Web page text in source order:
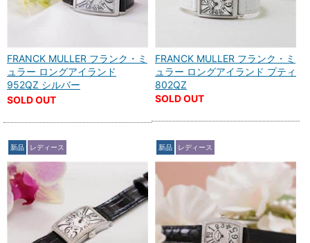
FRANCK MULLER フランク・ミ
ュラー ロングアイランド
952QZ シルバー
SOLD OUT
FRANCK MULLER フランク・ミ
ュラー ロングアイランド プティ
802QZ
SOLD OUT
新品 レディース 新品 レディース